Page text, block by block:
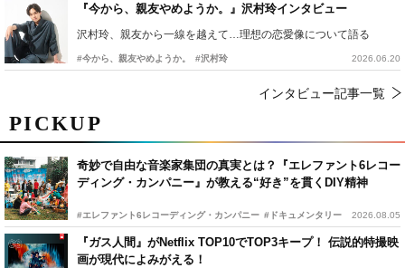
PICKUP
奇妙で自由な音楽家集団の真実とは？『エレファント6レコー
ディング・カンパニー』が教える“好き”を貫くDIY精神
#エレファント6レコーディング・カンパニー #ドキュメンタリー 2026.08.05
『ガス人間』がNetflix TOP10でTOP3キープ！ 伝説的特撮映
画が現代によみがえる！
『今から、親友やめようか。』沢村玲インタビュー
沢村玲、親友から一線を越えて…理想の恋愛像について語る
#今から、親友やめようか。 #沢村玲 2026.06.20
インタビュー記事一覧